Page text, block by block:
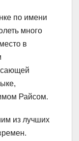
по имени
много
в
Райсом.
из лучших